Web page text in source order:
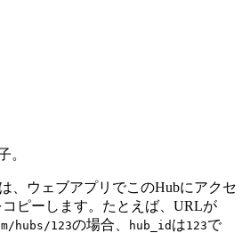
。
、ウェブアプリでこのHubにアクセ
ピーします。たとえば、URLが
hubs/123の場合、 hub_id は123で